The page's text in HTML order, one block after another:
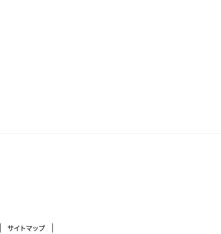
サイトマップ